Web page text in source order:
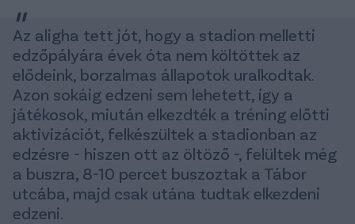
Az aligha tett jót, hogy a stadion melletti
edzőpályára évek óta nem költöttek az
elődeink, borzalmas állapotok uralkodtak.
Azon sokáig edzeni sem lehetett, így a
játékosok, miután elkezdték a tréning előtti
aktivizációt, felkészültek a stadionban az
edzésre - hiszen ott az öltöző -, felültek még
a buszra, 8-10 percet buszoztak a Tábor
utcába, majd csak utána tudtak elkezdeni
edzeni.